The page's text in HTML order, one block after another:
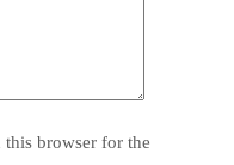
this browser for the